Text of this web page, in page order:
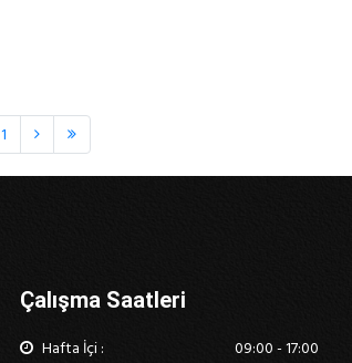
1
Çalışma Saatleri
Hafta İçi : 09:00 - 17:00